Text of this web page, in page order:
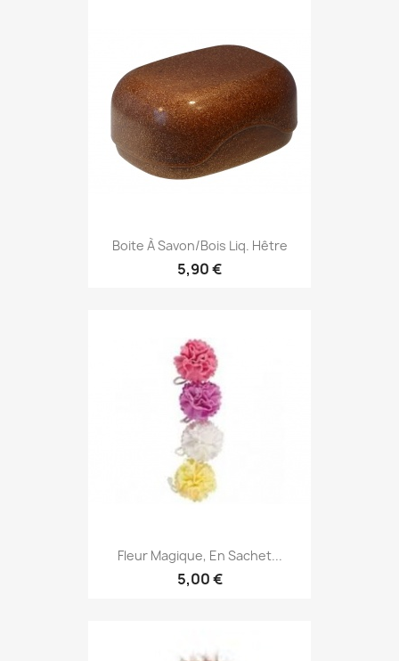
Boite À Savon/Bois Liq. Hêtre
5,90 €
Fleur Magique, En Sachet...
5,00 €